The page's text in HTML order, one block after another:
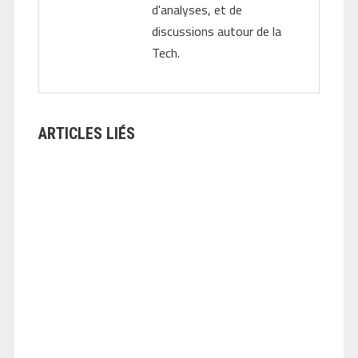
d'analyses, et de
discussions autour de la
Tech.
ARTICLES LIÉS